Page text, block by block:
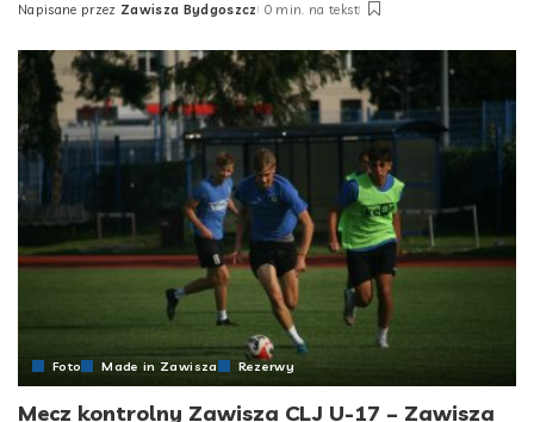
Posted
Napisane przez Zawisza Bydgoszcz 0 min. na tekst
Foto Made in Zawisza Rezerwy
Mecz kontrolny Zawisza CLJ U-17 – Zawisza